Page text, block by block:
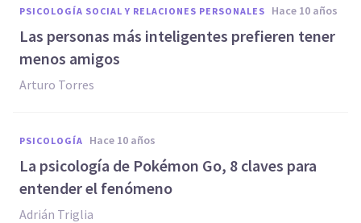
PSICOLOGÍA SOCIAL Y RELACIONES PERSONALES hace 10 años
​Las personas más inteligentes prefieren tener
menos amigos
Arturo Torres
PSICOLOGÍA hace 10 años
​La psicología de Pokémon Go, 8 claves para
entender el fenómeno
Adrián Triglia